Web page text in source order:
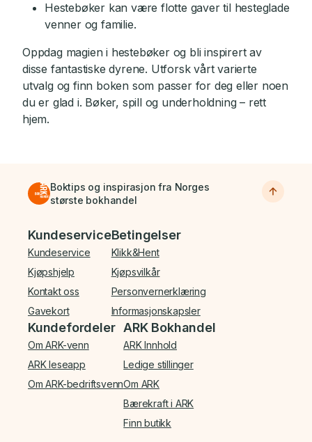
Hestebøker kan være flotte gaver til hesteglade
venner og familie.
Oppdag magien i hestebøker og bli inspirert av
disse fantastiske dyrene. Utforsk vårt varierte
utvalg og finn boken som passer for deg eller noen
du er glad i. Bøker, spill og underholdning – rett
hjem.
Boktips og inspirasjon fra Norges
største bokhandel
Bunnmeny
Kundeservice
Kundeservice
Kjøpshjelp
Kontakt oss
Gavekort
Betingelser
Klikk&Hent
Kjøpsvilkår
Personvernerklæring
Informasjonskapsler
Kundefordeler
Om ARK-venn
ARK leseapp
Om ARK-bedriftsvenn
ARK Bokhandel
ARK Innhold
Ledige stillinger
Om ARK
Bærekraft i ARK
Finn butikk